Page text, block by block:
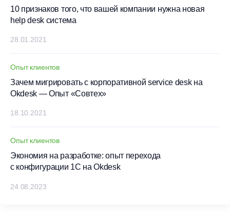
10 признаков того, что вашей компании нужна новая
help desk система
28.01.2021
Опыт клиентов
Зачем мигрировать с корпоративной service desk на
Okdesk — Опыт «Совтех»
18.10.2021
Опыт клиентов
Экономия на разработке: опыт перехода
с конфигурации 1С на Okdesk
24.08.2023